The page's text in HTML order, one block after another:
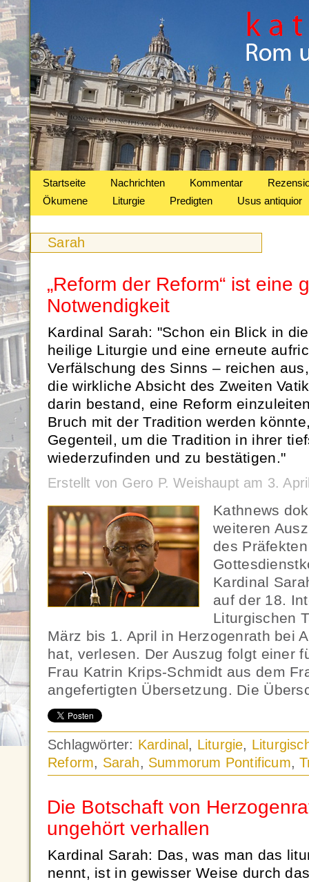
Startseite Nachrichten Kommentar
Ökumene
Liturgie Predigten Usus antiquior
Sarah
„Reform der Reform“ ist eine
Notwendigkeit
Kardinal Sarah: "Schon ein Blick in
heilige Liturgie und eine erneute
Verfälschung des Sinns – reichen
die wirkliche Absicht des Zweiten
darin bestand, eine Reform
Bruch mit der Tradition werden
Gegenteil, um die Tradition in ihrer
wiederzufinden und zu bestätigen."
Erstellt von Gero P. Weishaupt am 3.
Kathnews
weiteren
des
Kardinal
auf der 18.
Liturgischen
März bis 1. April in Herzogenrath bei
hat, verlesen. Der Auszug folgt einer
Frau Katrin Krips-Schmidt aus dem
angefertigten Übersetzung. Die
Schlagwörter: Kardinal , Liturgie,
Reform, Sarah, Summorum Pontificum,
Die Botschaft von
ungehört verhallen
Kardinal Sarah: Das, was man das
nennt, ist in gewisser Weise durch